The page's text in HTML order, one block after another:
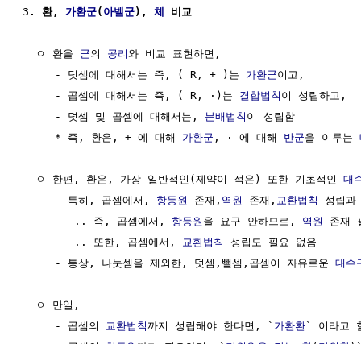
3. 환, 가환군( 아벨군), 체 비교
  ㅇ 환을
군의 공리와 비교 표현하면,
     - 덧셈에 대해서는 즉, ( R, + )는
가환군이고,
     - 곱셈에 대해서는 즉, ( R, ·)는
결합법칙 이 성립하고,
     - 덧셈 및 곱셈에 대해서는,
분배법칙 이 성립함
     * 즉, 환은, + 에 대해
가환군 , · 에 대해 반군을 이루는
  ㅇ 한편, 환은, 가장 일반적인(제약이 적은) 또한 기초적인
대
     - 특히, 곱셈에서,
항등원 존재, 역원 존재, 교환법칙
성립
        .. 즉, 곱셈에서,
항등원 을 요구 안하므로, 역원
존재
        .. 또한, 곱셈에서,
교환법칙
성립도 필요 없음
     - 통상, 나눗셈을 제외한, 덧셈,뺄셈,곱셈이 자유로운
대수
  ㅇ 만일,
     - 곱셈의
교환법칙까지 성립해야 한다면, ` 가환환` 이라고